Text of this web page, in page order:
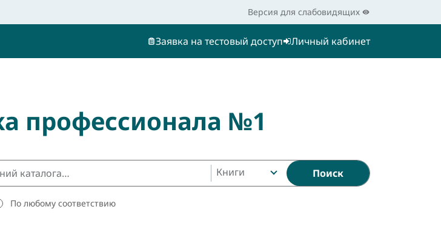
Версия для слабовидящих
Заявка на тестовый доступ Личный кабинет
профессионала №1
Книги Поиск
По любому соответствию